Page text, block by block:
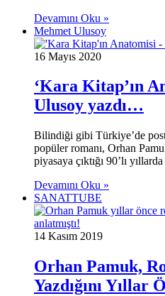
Devamını Oku »
Mehmet Ulusoy
16 Mayıs 2020
‘Kara Kitap’ın
Ulusoy yazdı…
Bilindiği gibi Türkiye’de
popüler romanı, Orhan
piyasaya çıktığı 90’lı
Devamını Oku »
SANATTUBE
14 Kasım 2019
Orhan Pamuk,
Yazdığını Yıllar